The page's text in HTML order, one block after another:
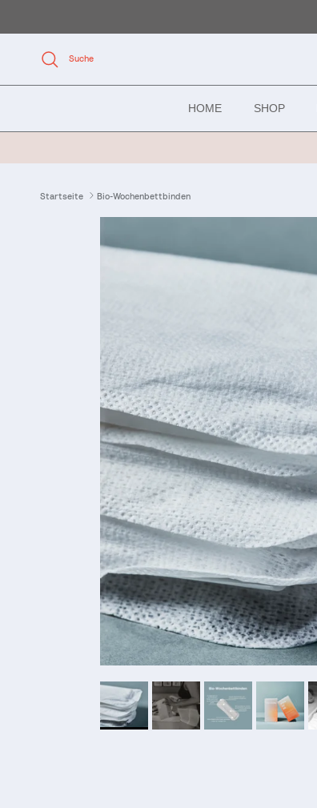
Suche
HOME SHOP
Startseite Bio-Wochenbettbinden